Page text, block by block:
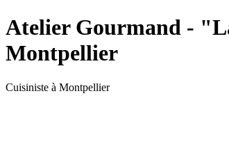
Atelier Gourmand -
Montpellier
Cuisiniste à Montpellier